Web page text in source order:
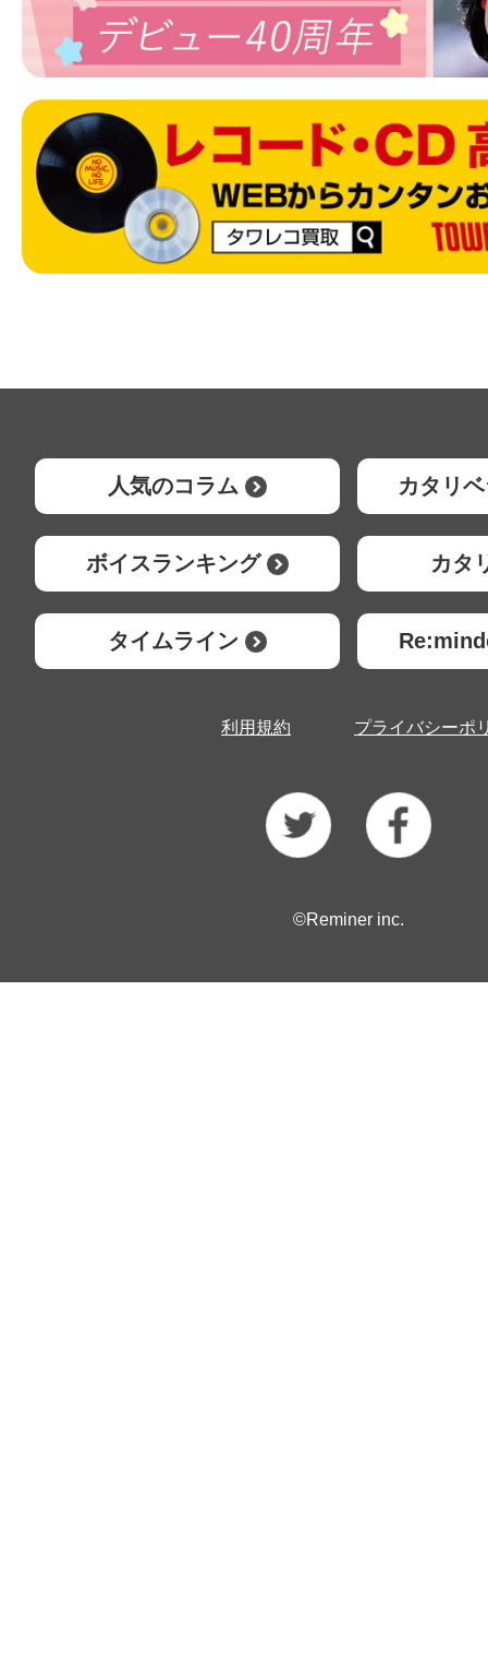
人気のコラム カタリ
ボイスランキング カタ
タイムライン
利用規約 プライバシーポ
©Reminer inc.